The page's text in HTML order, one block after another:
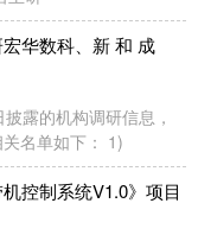
华数科、新 和 成
露的机构调研信息，
名单如下： 1)
控制系统V1.0》项目